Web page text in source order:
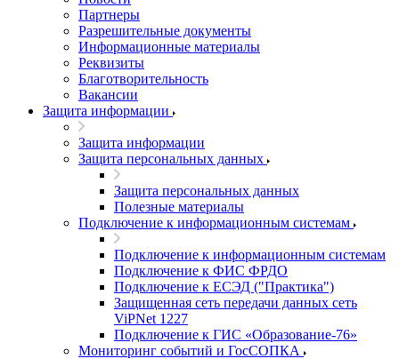
Партнеры
Разрешительные документы
Информационные материалы
Реквизиты
Благотворительность
Вакансии
Защита информации
Защита информации
Защита персональных данных
Защита персональных данных
Полезные материалы
Подключение к информационным системам
Подключение к информационным системам
Подключение к ФИС ФРДО
Подключение к ЕСЭД ("Практика")
Защищенная сеть передачи данных сеть
ViPNet 1227
Подключение к ГИС «Образование-76»
Мониторинг событий и ГосСОПКА